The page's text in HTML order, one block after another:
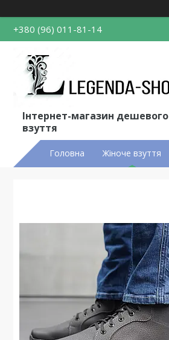
+380 (96) 011-81-14
Інтернет-магазин дешевого
взуття
Головна Жіноче взуття